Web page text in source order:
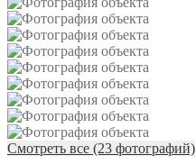
Смотреть все (23 фотографий)